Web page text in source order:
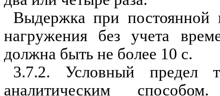
Выдержка при постоянной
нагружения без учета
должна быть не более 10 с.
3.7.2. Условный предел
аналитическим